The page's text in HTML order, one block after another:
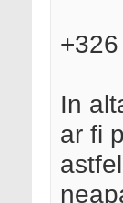
+326
In
ar fi